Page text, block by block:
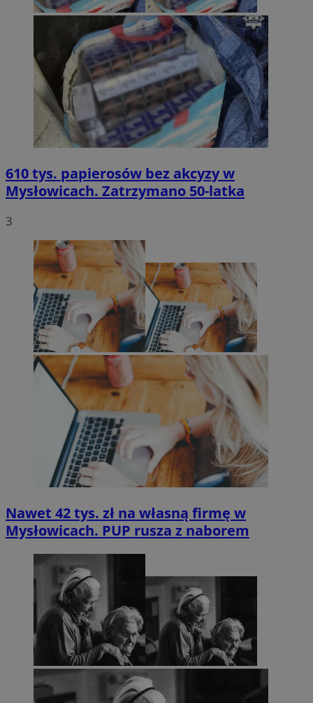
610 tys. papierosów bez akcyzy w
Mysłowicach. Zatrzymano 50-latka
3
Nawet 42 tys. zł na własną firmę w
Mysłowicach. PUP rusza z naborem